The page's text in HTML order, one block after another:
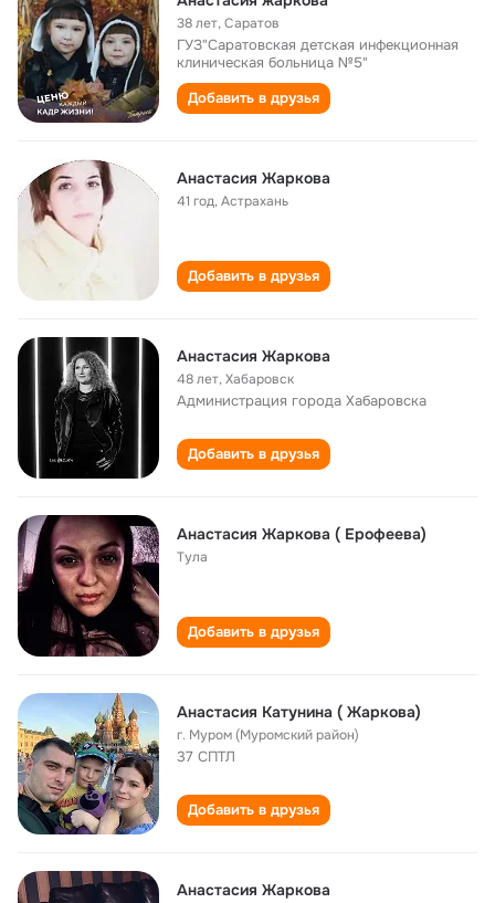
38 лет,Саратов
ГУЗ"Саратовская детская инфекционная
клиническая больница №5"
Добавить в друзья
Анастасия Жаркова
41 год,Астрахань
Добавить в друзья
Анастасия Жаркова
48 лет,Хабаровск
Администрация города Хабаровска
Добавить в друзья
Анастасия Жаркова ( Ерофеева)
Тула
Добавить в друзья
Анастасия Катунина ( Жаркова)
г. Муром (Муромский район)
37 СПТЛ
Добавить в друзья
Анастасия Жаркова